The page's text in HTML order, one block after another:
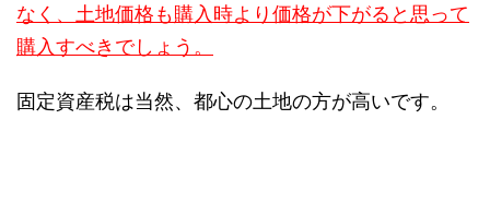
なく、土地価格も購入時より価格が下がると思って
購入すべきでしょう。
固定資産税は当然、都心の土地の方が高いです。